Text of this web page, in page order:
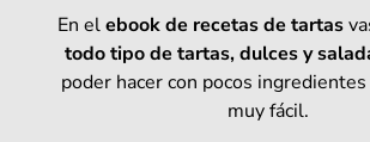
En elebook de recetas de tartas
todo tipo de tartas, dulces y
poder hacer con pocos
muy fácil.